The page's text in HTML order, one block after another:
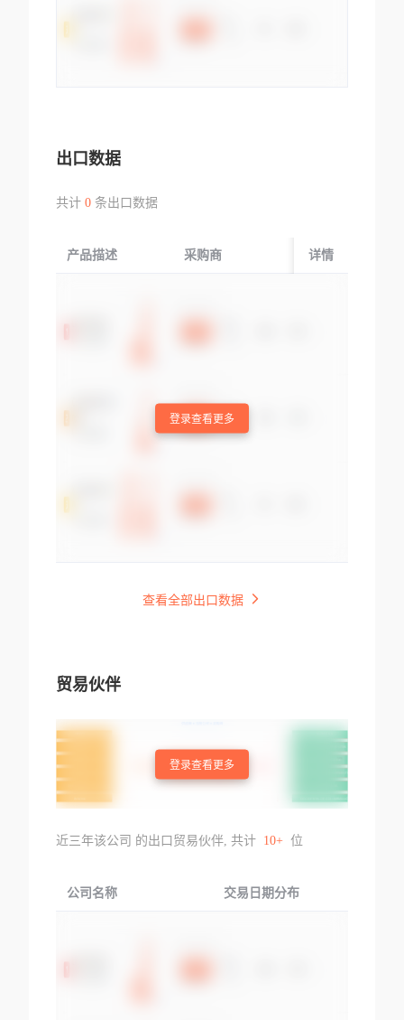
出口数据
共计 0条出口数据
产品描述 采购商 起运国/地区
详情
登录查看更多
查看全部出口数据
贸易伙伴
登录查看更多
近三年该公司 的出口贸易伙伴, 共计 10+ 位
公司名称 交易日期分布